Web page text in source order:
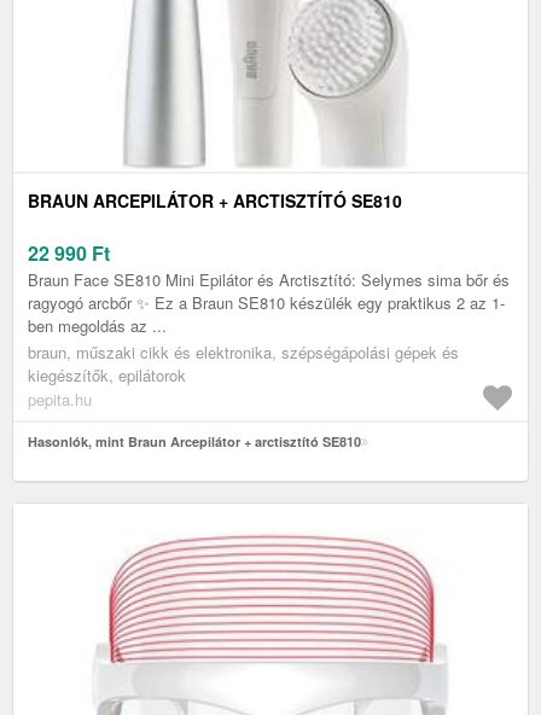
BRAUN ARCEPILÁTOR + ARCTISZTÍTÓ SE810
22 990 Ft
Braun Face SE810 Mini Epilátor és Arctisztító: Selymes sima bőr és
ragyogó arcbőr ✨ Ez a Braun SE810 készülék egy praktikus 2 az 1-
ben megoldás az ...
braun, műszaki cikk és elektronika, szépségápolási gépek és
kiegészítők, epilátorok
pepita.hu
Hasonlók, mint Braun Arcepilátor + arctisztító SE810